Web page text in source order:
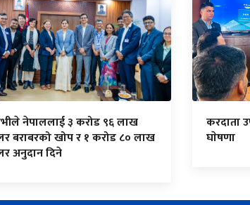
नेपाललाई ३ करोड ९६ लाख
बराबरको खोप र १ करोड ८० लाख
अनुदान दिने
करदाता
घाेषणा